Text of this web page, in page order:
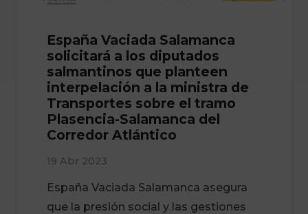
España Vaciada Salamanca
solicitará a los diputados
salmantinos que planteen
interpelación a la ministra de
Transportes sobre el tramo
Plasencia-Salamanca del
Corredor Atlántico
19 Abr 2023
España Vaciada Salamanca asegura
que la presión social y las gestiones